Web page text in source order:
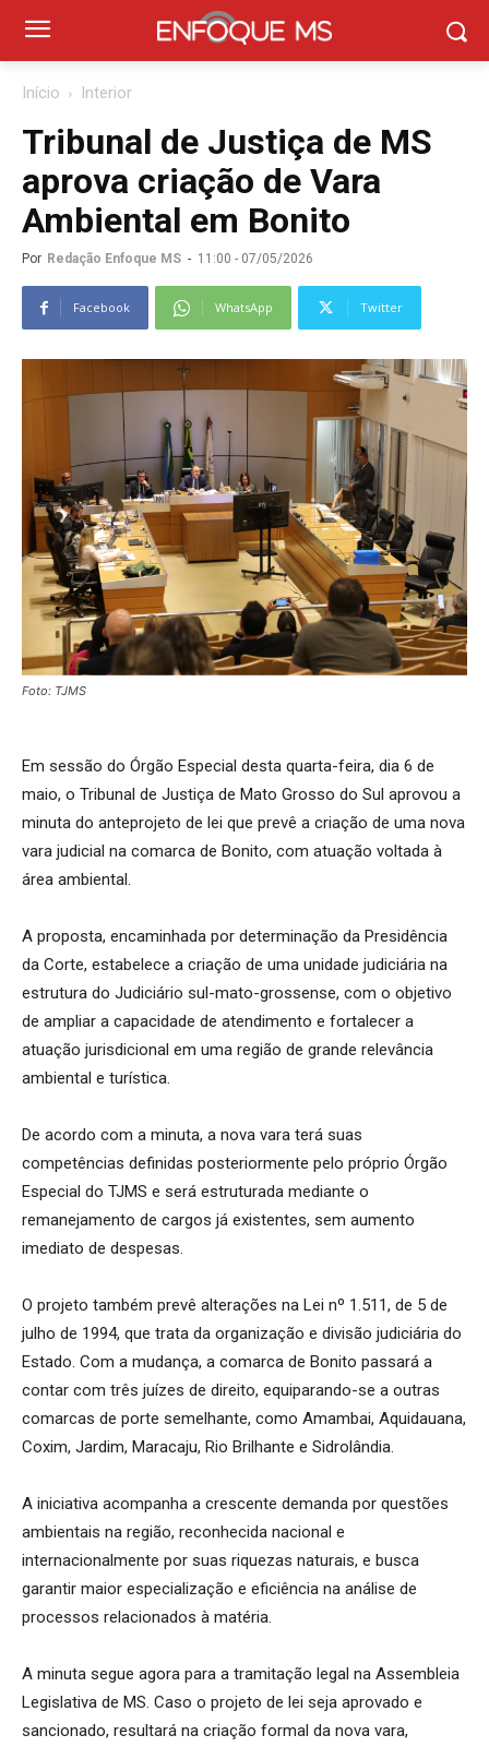
Início Interior
Tribunal de Justiça de MS
aprova criação de Vara
Ambiental em Bonito
Por Redação Enfoque MS - 11:00 - 07/05/2026
Facebook WhatsApp Twitter
Foto: TJMS
Em sessão do Órgão Especial desta quarta-feira, dia 6 de
maio, o Tribunal de Justiça de Mato Grosso do Sul aprovou a
minuta do anteprojeto de lei que prevê a criação de uma nova
vara judicial na comarca de Bonito, com atuação voltada à
área ambiental.
A proposta, encaminhada por determinação da Presidência
da Corte, estabelece a criação de uma unidade judiciária na
estrutura do Judiciário sul-mato-grossense, com o objetivo
de ampliar a capacidade de atendimento e fortalecer a
atuação jurisdicional em uma região de grande relevância
ambiental e turística.
De acordo com a minuta, a nova vara terá suas
competências definidas posteriormente pelo próprio Órgão
Especial do TJMS e será estruturada mediante o
remanejamento de cargos já existentes, sem aumento
imediato de despesas.
O projeto também prevê alterações na Lei nº 1.511, de 5 de
julho de 1994, que trata da organização e divisão judiciária do
Estado. Com a mudança, a comarca de Bonito passará a
contar com três juízes de direito, equiparando-se a outras
comarcas de porte semelhante, como Amambai, Aquidauana,
Coxim, Jardim, Maracaju, Rio Brilhante e Sidrolândia.
A iniciativa acompanha a crescente demanda por questões
ambientais na região, reconhecida nacional e
internacionalmente por suas riquezas naturais, e busca
garantir maior especialização e eficiência na análise de
processos relacionados à matéria.
A minuta segue agora para a tramitação legal na Assembleia
Legislativa de MS. Caso o projeto de lei seja aprovado e
sancionado, resultará na criação formal da nova vara,